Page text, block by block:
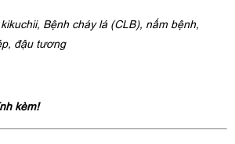
Bệnh cháy lá (CLB), nấm bệnh,
đậu tương
kèm!